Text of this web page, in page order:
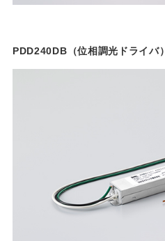
PDD240DB（位相調光ドライバ）